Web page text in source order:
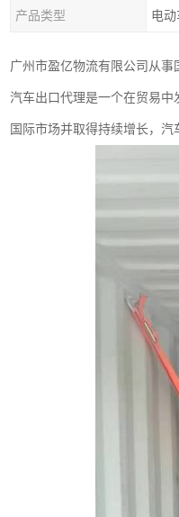
产品类型 电
广州市盈亿物流有限公司从
汽车出口代理是一个在贸易
国际市场并取得持续增长，